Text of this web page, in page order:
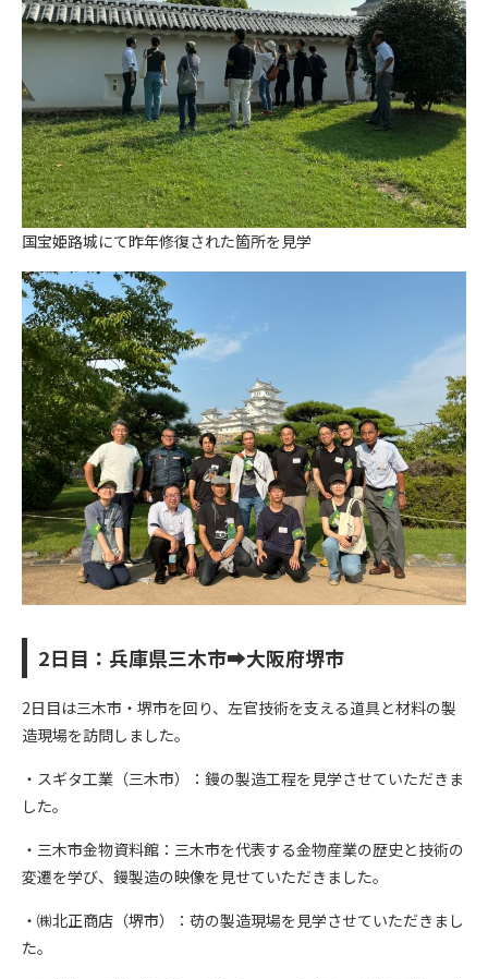
国宝姫路城にて昨年修復された箇所を見学
2日目：兵庫県三木市➡大阪府堺市
2日目は三木市・堺市を回り、左官技術を支える道具と材料の製
造現場を訪問しました。
・スギタ工業（三木市）：鏝の製造工程を見学させていただきま
した。
・三木市金物資料館：三木市を代表する金物産業の歴史と技術の
変遷を学び、鏝製造の映像を見せていただきました。
・㈱北正商店（堺市）：苆の製造現場を見学させていただきまし
た。